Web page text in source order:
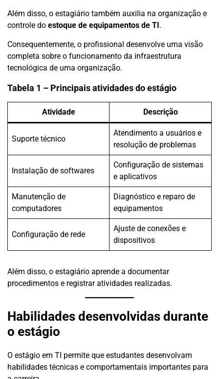
Além disso, o estagiário também auxilia na organização e
controle do estoque de equipamentos de TI.
Consequentemente, o profissional desenvolve uma visão
completa sobre o funcionamento da infraestrutura
tecnológica de uma organização.
Tabela 1 – Principais atividades do estágio
Atividade Descrição
Suporte técnico
Atendimento a usuários e
resolução de problemas
Instalação de softwares
Configuração de sistemas
e aplicativos
Manutenção de
computadores
Diagnóstico e reparo de
equipamentos
Configuração de rede
Ajuste de conexões e
dispositivos
Além disso, o estagiário aprende a documentar
procedimentos e registrar atividades realizadas.
Habilidades desenvolvidas durante
o estágio
O estágio em TI permite que estudantes desenvolvam
habilidades técnicas e comportamentais importantes para